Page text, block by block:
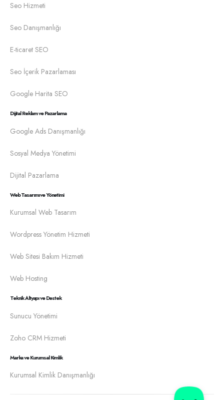
Seo Hizmeti
Seo Danışmanlığı
E-ticaret SEO
Seo İçerik Pazarlaması
Google Harita SEO
Dijital Reklam ve Pazarlama
Google Ads Danışmanlığı
Sosyal Medya Yönetimi
Dijital Pazarlama
Web Tasarımı ve Yönetimi
Kurumsal Web Tasarım
Wordpress Yönetim Hizmeti
Web Sitesi Bakım Hizmeti
Web Hosting
Teknik Altyapı ve Destek
Sunucu Yönetimi
Zoho CRM Hizmeti
Marka ve Kurumsal Kimlik
Kurumsal Kimlik Danışmanlığı